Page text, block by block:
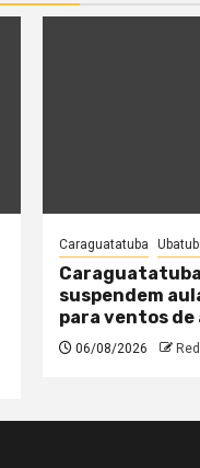
Caraguatatuba
suspendem
para ventos
06/08/2026